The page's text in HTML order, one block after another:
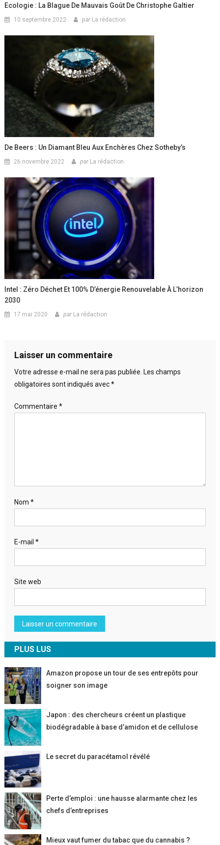
Ecologie : La Blague De Mauvais Goût De Christophe Galtier
10 septembre 2022 par La rédaction
De Beers : Un Diamant Bleu Aux Enchères Chez Sotheby’s
26 novembre 2022 par La rédaction
Intel : Zéro Déchet Et 100% D’énergie Renouvelable À L’horizon
2030
17 mai 2020 par La rédaction
Laisser un commentaire
Votre adresse e-mail ne sera pas publiée. Les champs
obligatoires sont indiqués avec*
Commentaire *
Nom *
E-mail *
Site web
PLUS LUS
Amazon propose un tour de ses entrepôts pour
soigner son image
Japon : des chercheurs créent un plastique
biodégradable à base d’amidon et de cellulose
Le secret du paracétamol révélé
Perte d’emploi : une hausse alarmante chez les
chefs d’entreprises
Mieux vaut fumer du tabac que du cannabis ?